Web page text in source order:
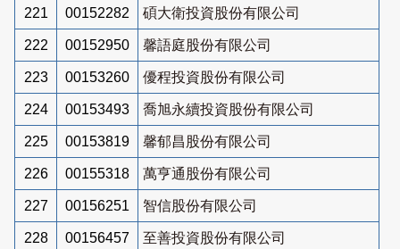
221 00152282 碩大衛投資股份有限公司
222 00152950 馨語庭股份有限公司
223 00153260 優程投資股份有限公司
224 00153493 喬旭永續投資股份有限公司
225 00153819 馨郁昌股份有限公司
226 00155318 萬亨通股份有限公司
227 00156251 智信股份有限公司
228 00156457 至善投資股份有限公司